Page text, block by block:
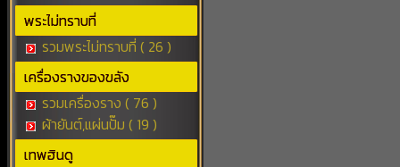
พระไม่ทราบที่
รวมพระไม่ทราบที่ ( 26 )
เครื่องรางของขลัง
รวมเครื่องราง ( 76 )
ผ้ายันต์,แผ่นปั๊ม ( 19 )
เทพฮินดู